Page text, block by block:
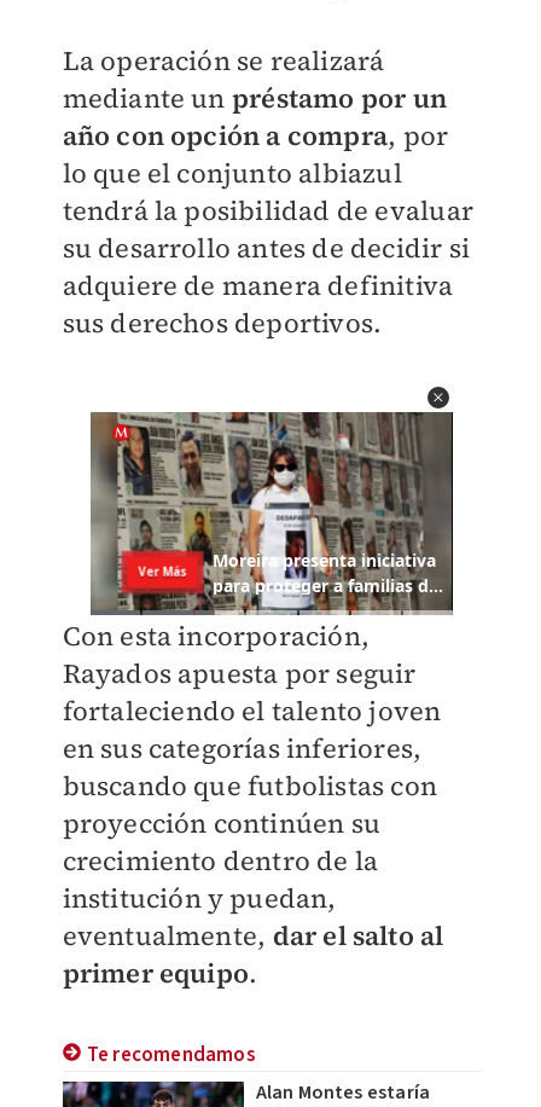
La operación se realizará
mediante un préstamo por un
año con opción a compra, por
lo que el conjunto albiazul
tendrá la posibilidad de evaluar
su desarrollo antes de decidir si
adquiere de manera definitiva
sus derechos deportivos.
Con esta incorporación,
Rayados apuesta por seguir
fortaleciendo el talento joven
en sus categorías inferiores,
buscando que futbolistas con
proyección continúen su
crecimiento dentro de la
institución y puedan,
eventualmente, dar el salto al
primer equipo.
Te recomendamos
Alan Montes estaría